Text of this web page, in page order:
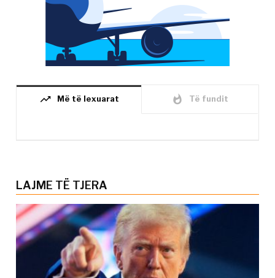
trending_up Më të lexuarat whatshot Të fundit
LAJME TË TJERA